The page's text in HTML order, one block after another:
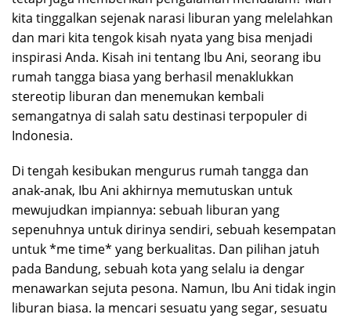
kita tinggalkan sejenak narasi liburan yang melelahkan
dan mari kita tengok kisah nyata yang bisa menjadi
inspirasi Anda. Kisah ini tentang Ibu Ani, seorang ibu
rumah tangga biasa yang berhasil menaklukkan
stereotip liburan dan menemukan kembali
semangatnya di salah satu destinasi terpopuler di
Indonesia.
Di tengah kesibukan mengurus rumah tangga dan
anak-anak, Ibu Ani akhirnya memutuskan untuk
mewujudkan impiannya: sebuah liburan yang
sepenuhnya untuk dirinya sendiri, sebuah kesempatan
untuk *me time* yang berkualitas. Dan pilihan jatuh
pada Bandung, sebuah kota yang selalu ia dengar
menawarkan sejuta pesona. Namun, Ibu Ani tidak ingin
liburan biasa. Ia mencari sesuatu yang segar, sesuatu